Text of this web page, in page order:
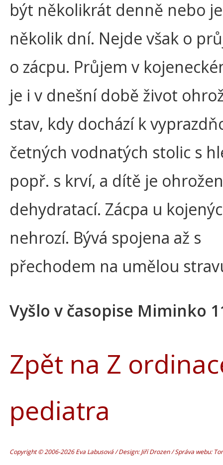
být několikrát denně nebo
několik dní. Nejde však o
o zácpu. Průjem v
je i v dnešní době život
stav, kdy dochází k
četných vodnatých stolic s
popř. s krví, a dítě je
dehydratací. Zácpa u
nehrozí. Bývá spojena až s
přechodem na umělou
Vyšlo v časopise Miminko
Zpět na Z
pediatra
Copyright © 2006-2026 Eva Labusová / Design: Jiří Drozen / Správa webu: